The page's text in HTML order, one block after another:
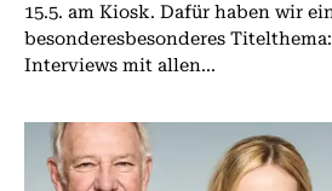
15.5. am Kiosk. Dafür haben wir ein ganz
besonderesbesonderes Titelthema: Deep Purple: Große
Interviews mit allen...